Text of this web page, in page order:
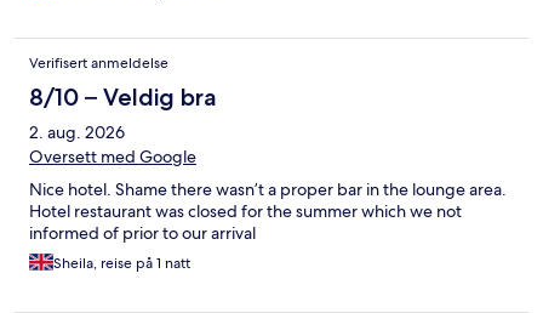
Verifisert anmeldelse
8/10 – Veldig bra
2. aug. 2026
Oversett med Google
Nice hotel. Shame there wasn’t a proper bar in the lounge area.
Hotel restaurant was closed for the summer which we not
informed of prior to our arrival
Sheila, reise på 1 natt